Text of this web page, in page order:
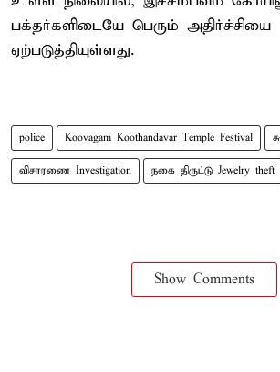
பக்தர்களிடையே பெரும் அதிர்ச்சியை
ஏற்படுத்தியுள்ளது.
police Koovagam Koothandavar Temple Festival
விசாரணை Investigation நகை திருட்டு Jewelry theft
Show Comments